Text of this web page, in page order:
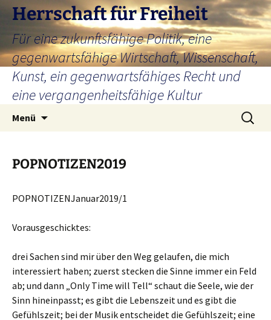
Zum
Inhalt
springen
Herrschaft für Freiheit
Für eine zukunftsfähige Politik, eine
gegenwartsfähige Wirtschaft, Wissenschaft,
Kunst, ein gegenwartsfähiges Recht und
eine vergangenheitsfähige Kultur
Menü
Suchen
nach:
POPNOTIZEN2019
POPNOTIZENJanuar2019/1
Vorausgeschicktes:
drei Sachen sind mir über den Weg gelaufen, die mich
interessiert haben; zuerst stecken die Sinne immer ein Feld
ab; und dann „Only Time will Tell“ schaut die Seele, wie der
Sinn hineinpasst; es gibt die Lebenszeit und es gibt die
Gefühlszeit; bei der Musik entscheidet die Gefühlszeit; eine